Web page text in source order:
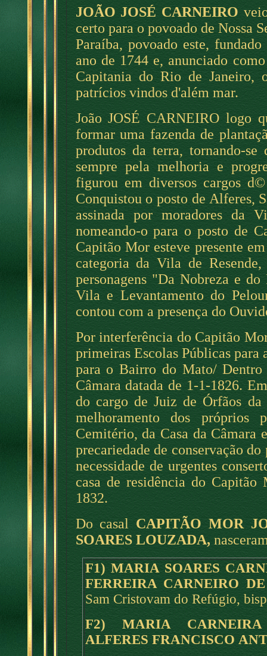
JOÃO JOSÉ CARNEIRO
certo para o povoado de Nossa
Paraíba, povoado este,
ano de 1744 e, anunciado
Capitania do Rio de Janeiro,
patrícios vindos d'além mar.
João JOSÉ CARNEIRO logo
formar uma fazenda de
produtos da terra, tornando-se
sempre pela melhoria e
figurou em diversos cargos
Conquistou o posto de Alferes,
assinada por moradores da
nomeando-o para o posto de
Capitão Mor esteve presente
categoria da Vila de
personagens "Da Nobreza e
Vila e Levantamento do
contou com a presença do
Por interferência do Capitão
primeiras Escolas Públicas para
para o Bairro do Mato/ Dentro
Câmara datada de 1-1-1826.
do cargo de Juiz de Órfãos
melhoramento dos próprios
Cemitério, da Casa da
precariedade de conservação
necessidade de urgentes
casa de residência do
1832.
Do casal CAPITÃO MOR
SOARES LOUZADA,
F1) MARIA SOARES
FERREIRA CARNEIRO
Sam Cristovam do Refúgio,
F2) MARIA
ALFERES FRANCISCO